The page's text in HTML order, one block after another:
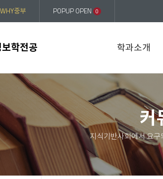
학전공
WHY중부 POPUP OPEN 0
학과소개
커